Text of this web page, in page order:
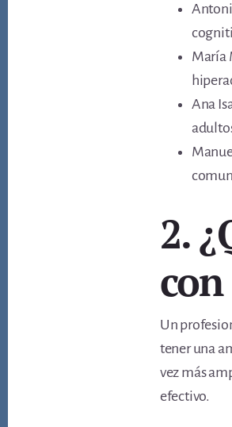
María
Ana
2.
Un
tener una
vez más
efectivo.